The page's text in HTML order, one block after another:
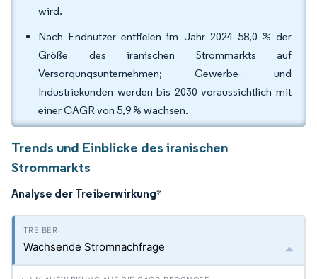
wird.
Nach Endnutzer entfielen im Jahr 2024 58,0 % der
Größe des iranischen Strommarkts auf
Versorgungsunternehmen; Gewerbe- und
Industriekunden werden bis 2030 voraussichtlich mit
einer CAGR von 5,9 % wachsen.
Trends und Einblicke des iranischen
Strommarkts
Analyse der Treiberwirkung*
Wachsende Stromnachfrage